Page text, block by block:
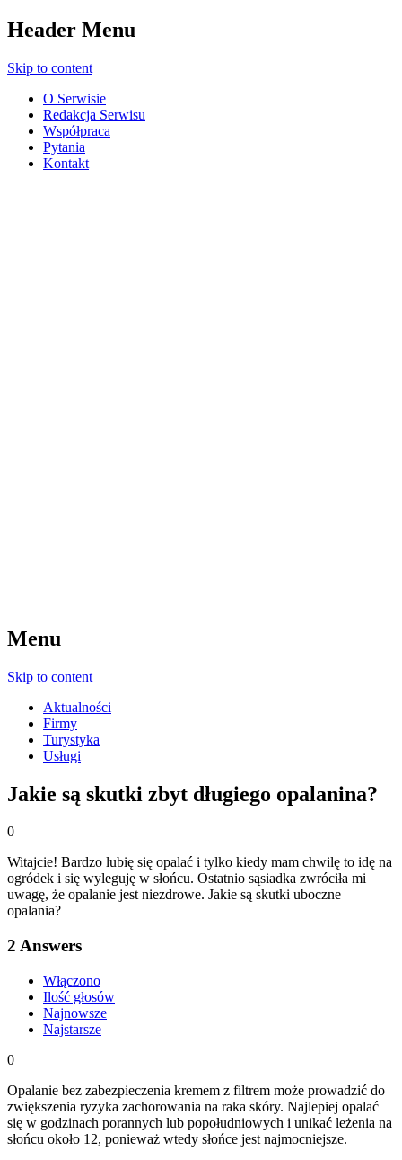
Header Menu
Skip to content
O Serwisie
Redakcja Serwisu
Współpraca
Pytania
Kontakt
Menu
Skip to content
Aktualności
Firmy
Turystyka
Usługi
Jakie są skutki zbyt długiego opalanina?
0
Witajcie! Bardzo lubię się opalać i tylko kiedy mam chwilę to idę na
ogródek i się wyleguję w słońcu. Ostatnio sąsiadka zwróciła mi
uwagę, że opalanie jest niezdrowe. Jakie są skutki uboczne
opalania?
2 Answers
Włączono
Ilość głosów
Najnowsze
Najstarsze
0
Opalanie bez zabezpieczenia kremem z filtrem może prowadzić do
zwiększenia ryzyka zachorowania na raka skóry. Najlepiej opalać
się w godzinach porannych lub popołudniowych i unikać leżenia na
słońcu około 12, ponieważ wtedy słońce jest najmocniejsze.